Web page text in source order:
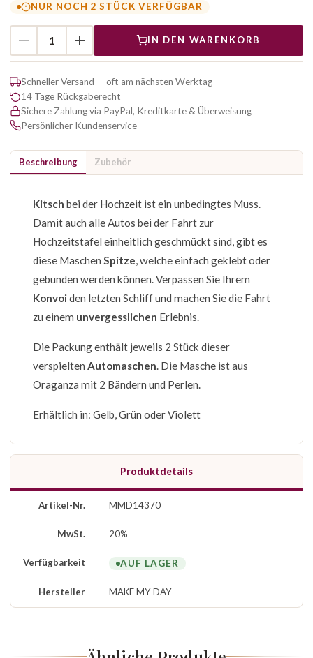
NUR NOCH 2 STÜCK VERFÜGBAR
IN DEN WARENKORB
Schneller Versand — oft am nächsten Werktag
14 Tage Rückgaberecht
Sichere Zahlung via PayPal, Kreditkarte & Überweisung
Persönlicher Kundenservice
Beschreibung Zubehör
Kitsch bei der Hochzeit ist ein unbedingtes Muss.
Damit auch alle Autos bei der Fahrt zur
Hochzeitstafel einheitlich geschmückt sind, gibt es
diese Maschen Spitze , welche einfach geklebt oder
gebunden werden können. Verpassen Sie Ihrem
Konvoiden letzten Schliff und machen Sie die Fahrt
zu einem unvergesslichen Erlebnis.
Die Packung enthält jeweils 2 Stück dieser
verspielten Automaschen . Die Masche ist aus
Oraganza mit 2 Bändern und Perlen.
Erhältlich in: Gelb, Grün oder Violett
Produktdetails
Artikel-Nr. MMD14370
MwSt. 20%
Verfügbarkeit AUF LAGER
Hersteller MAKE MY DAY